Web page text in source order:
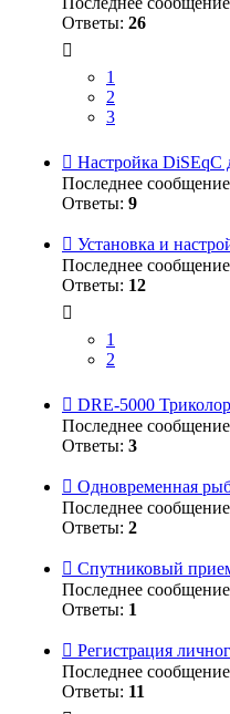
Ответы: 26
1
2
3
Настройка DiSEqC
Последнее сообщение
Ответы: 9
Установка и
Последнее сообщение
Ответы: 12
1
2
DRE-5000
Последнее сообщение
Ответы: 3
Одновременная
Последнее сообщение
Ответы: 2
Спутниковый
Последнее сообщение
Ответы: 1
Регистрация
Последнее сообщение
Ответы: 11